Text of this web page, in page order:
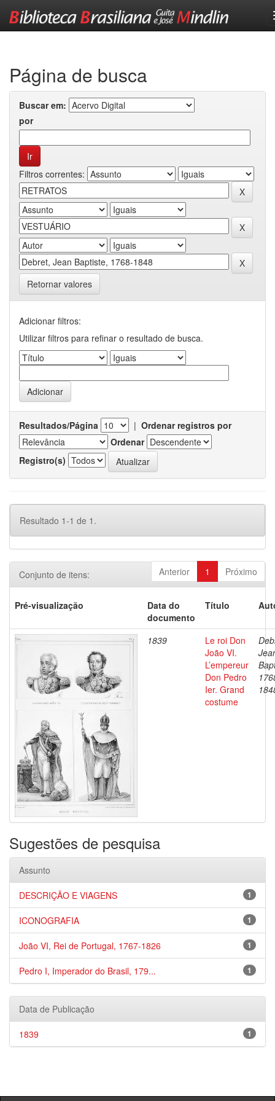
Página de busca
Buscar em:
por
Filtros correntes:
Retornar valores
Adicionar filtros:
Utilizar filtros para refinar o resultado de busca.
Resultados/Página | Ordenar registros por
Ordenar
Registro(s)
Resultado 1-1 de 1.
Anterior 1 Próximo
Conjunto de itens:
Pré-visualização
Data do
documento
Título
1839
Le roi Don
João VI.
L’empereur
Don Pedro
Ier. Grand
costume
Sugestões de pesquisa
Assunto
1
DESCRIÇÃO E VIAGENS
1
ICONOGRAFIA
1
João VI, Rei de Portugal, 1767-1826
1
Pedro I, Imperador do Brasil, 179...
Data de Publicação
1
1839